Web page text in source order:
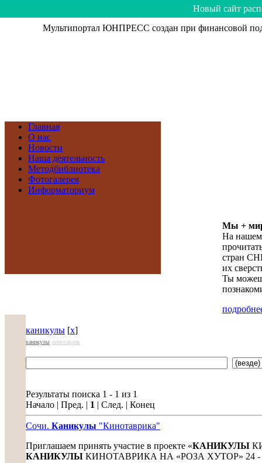
Hoвый caйт
Мультипортал ЮНПРЕСС создан при финансовой
Главная
О нас
Новости
Наша деятельность
Методбиблиотека
Фотогалерея
Информаториум
Мы + мир
На
стран
их
Ты
каникулы [x]
каникулы кинотаврик
Результаты поиска 1 - 1 из 1
Начало | Пред. | 1 | След. | Конец
Сочи. Каникулы "Кинотаврика"
Приглашаем принять участие в проекте «КАНИКУЛЫ
КАНИКУЛЫ КИНОТАВРИКА НА «РОЗА ХУТОР» 24 - 28